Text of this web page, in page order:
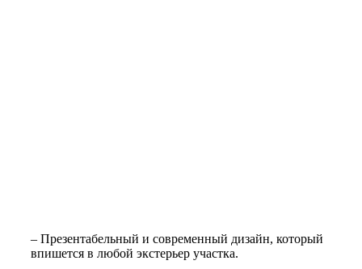
– Презентабельный и современный дизайн, который
впишется в любой экстерьер участка.